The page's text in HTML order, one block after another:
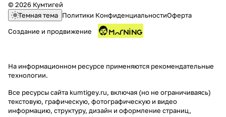
© 2026 Кумтигей
Темная тема Политики КонфиденциальностиОферта
Создание и продвижение
На информационном ресурсе применяются рекомендательные
технологии.
Все ресурсы сайта kumtigey.ru, включая (но не ограничиваясь)
текстовую, графическую, фотографическую и видео
информацию, структуру, дизайн и оформление страниц,